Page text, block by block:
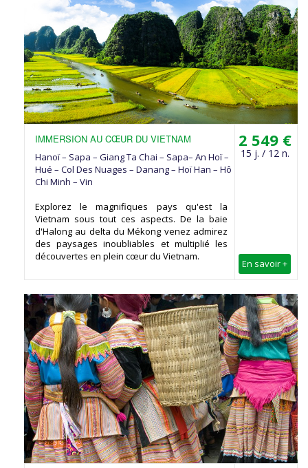
2 549 €
15 j. / 12 n.
En savoir +
IMMERSION AU CŒUR DU VIETNAM
Hanoï – Sapa – Giang Ta Chai – Sapa– An Hoï –
Hué – Col Des Nuages – Danang – Hoï Han – Hô
Chi Minh – Vin
Explorez le magnifiques pays qu'est la
Vietnam sous tout ces aspects. De la baie
d'Halong au delta du Mékong venez admirez
des paysages inoubliables et multiplié les
découvertes en plein cœur du Vietnam.